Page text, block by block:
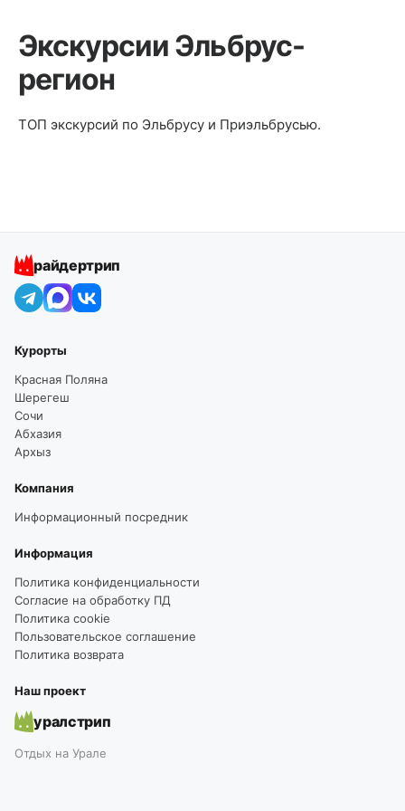
Экскурсии Эльбрус-
регион
ТОП экскурсий по Эльбрусу и Приэльбрусью.
райдертрип
Курорты
Красная Поляна
Шерегеш
Сочи
Абхазия
Архыз
Компания
Информационный посредник
Информация
Политика конфиденциальности
Согласие на обработку ПД
Политика cookie
Пользовательское соглашение
Политика возврата
Наш проект
уралстрип
Отдых на Урале